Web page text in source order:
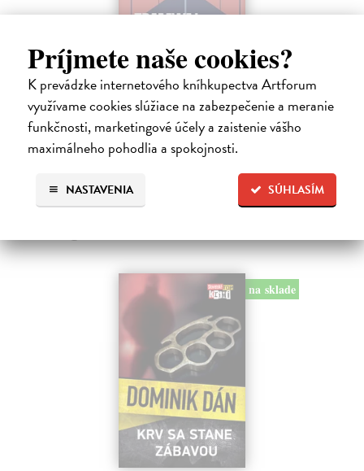
Príjmete naše cookies?
K prevádzke internetového kníhkupectva Artforum
využívame cookies slúžiace na zabezpečenie a meranie
funkčnosti, marketingové účely a zaistenie vášho
maximálneho pohodlia a spokojnosti.
SÚHLASÍM
NASTAVENIA
Tramwaj na Sachsenberg
Sagitarius Petr| Kniha
Tramwaj Cafe je kavárna v polském Těšíně a zároveň místo, kde se
sbíhají všechny nitky související s dalším brutálním zločinem, který
musí vyřešit Roman Saran, major ostravské kriminálky, a jeho tým.
Jak…
15,91 €
na sklade